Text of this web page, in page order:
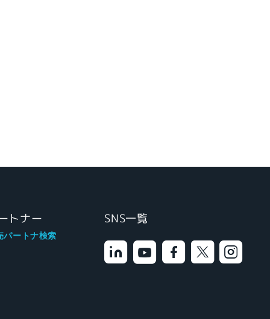
トナー
パートナ検索
SNS一覧